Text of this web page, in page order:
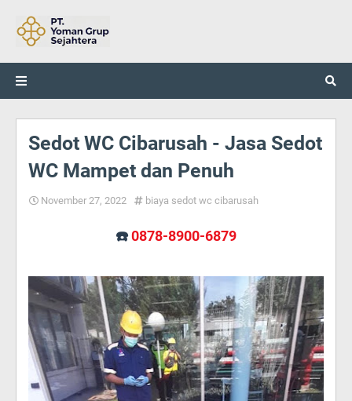
Sedot WC Cibarusah - Jasa Sedot
WC Mampet dan Penuh
November 27, 2022 biaya sedot wc cibarusah
☎️0878-8900-6879